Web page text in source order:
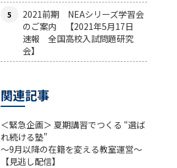
2021前期 NEAシリーズ学習会
のご案内 【2021年5月17日
速報 全国高校入試問題研究
会】
関連記事
＜緊急企画＞ 夏期講習でつくる “選ば
れ続ける塾”
～9月以降の在籍を変える教室運営～
【見逃し配信】